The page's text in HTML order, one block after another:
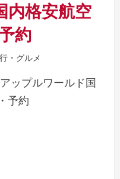
内格安航空
約
・グルメ
ップルワールド国
予約